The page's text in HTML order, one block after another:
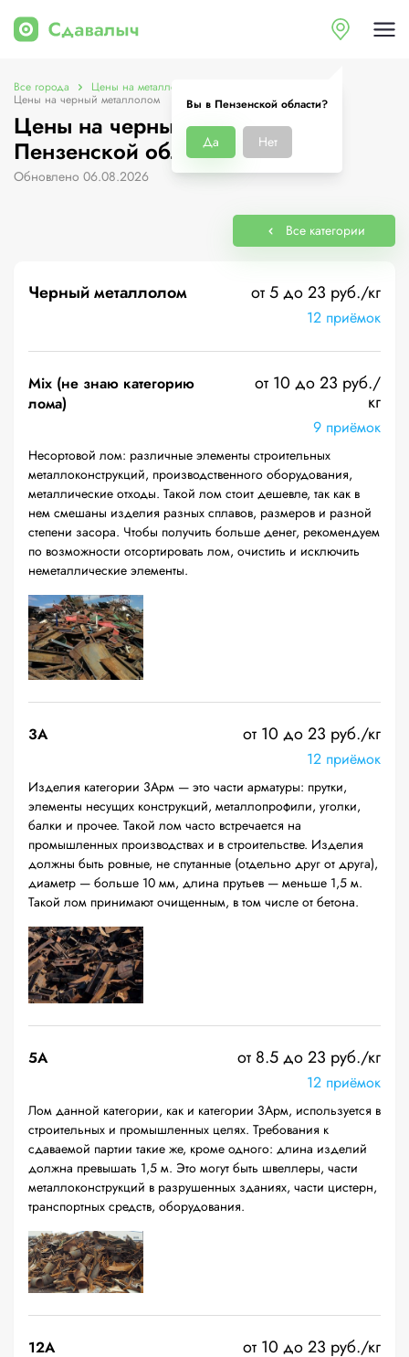
Вы в Пензенской области?
Да Нет
Все города Цены на металлолом в Пензенской области
Цены на черный металлолом
Цены на черный металлолом в
Пензенской области
Обновлено 06.08.2026
Все категории
Черный металлолом от 5 до 23 руб./кг
12 приёмок
Mix (не знаю категорию
лома)
от 10 до 23 руб./
кг
9 приёмок
Несортовой лом: различные элементы строительных
металлоконструкций, производственного оборудования,
металлические отходы. Такой лом стоит дешевле, так как в
нем смешаны изделия разных сплавов, размеров и разной
степени засора. Чтобы получить больше денег, рекомендуем
по возможности отсортировать лом, очистить и исключить
неметаллические элементы.
3А от 10 до 23 руб./кг
12 приёмок
Изделия категории 3Арм — это части арматуры: прутки,
элементы несущих конструкций, металлопрофили, уголки,
балки и прочее. Такой лом часто встречается на
промышленных производствах и в строительстве. Изделия
должны быть ровные, не спутанные (отдельно друг от друга),
диаметр — больше 10 мм, длина прутьев — меньше 1,5 м.
Такой лом принимают очищенным, в том числе от бетона.
5А от 8.5 до 23 руб./кг
12 приёмок
Лом данной категории, как и категории 3Арм, используется в
строительных и промышленных целях. Требования к
сдаваемой партии такие же, кроме одного: длина изделий
должна превышать 1,5 м. Это могут быть швеллеры, части
металлоконструкций в разрушенных зданиях, части цистерн,
транспортных средств, оборудования.
12A от 10 до 23 руб./кг